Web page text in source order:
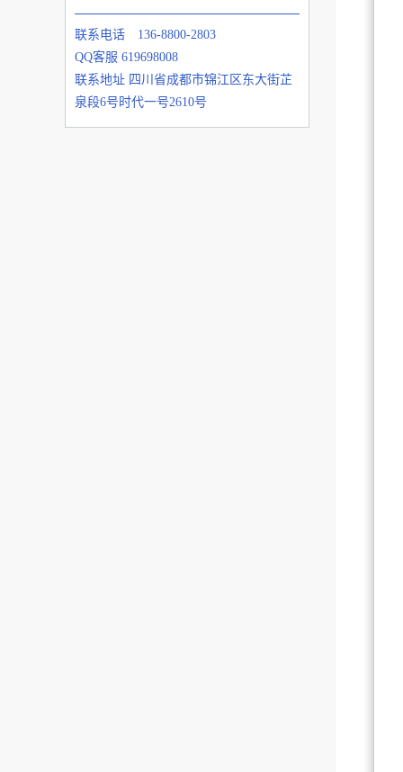
联系电话
136-8800-2803
QQ客服 619698008
联系地址 四川省成都市锦江区东大街芷
泉段6号时代一号2610号